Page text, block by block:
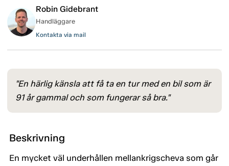
Robin Gidebrant
Handläggare
Kontakta via mail
"En härlig känsla att få ta en tur med en bil som är
91 år gammal och som fungerar så bra."
Beskrivning
En mycket väl underhållen mellankrigscheva som går